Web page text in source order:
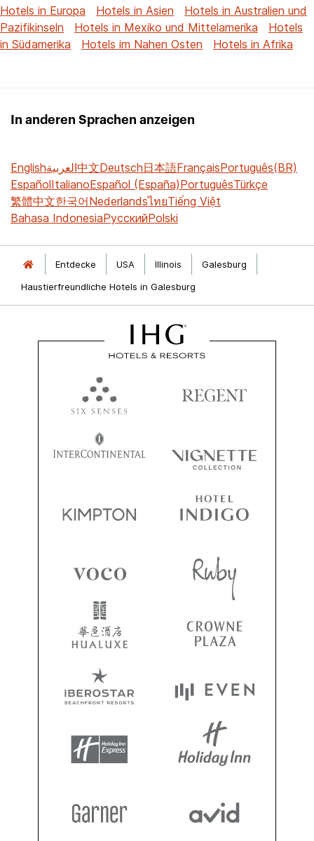
Hotels in Europa
Hotels in Asien
Hotels in Australien und
Pazifikinseln
Hotels in Mexiko und Mittelamerika
Hotels
in Südamerika
Hotels im Nahen Osten Hotels in Afrika
In anderen Sprachen anzeigen
Englishالعربية中文Deutsch日本語FrançaisPortuguês(BR)
EspañolItalianoEspañol (España)PortuguêsTürkçe
繁體中文한국어NederlandsไทยTiếng Việt
Bahasa IndonesiaРусскийPolski
Entdecke USA Illinois
Galesburg
Haustierfreundliche Hotels in Galesburg